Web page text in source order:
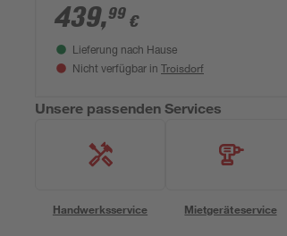
439,99 €
Lieferung nach Hause
Nicht verfügbar in Troisdorf
Unsere passenden Services
Handwerksservice Mietgeräteservice